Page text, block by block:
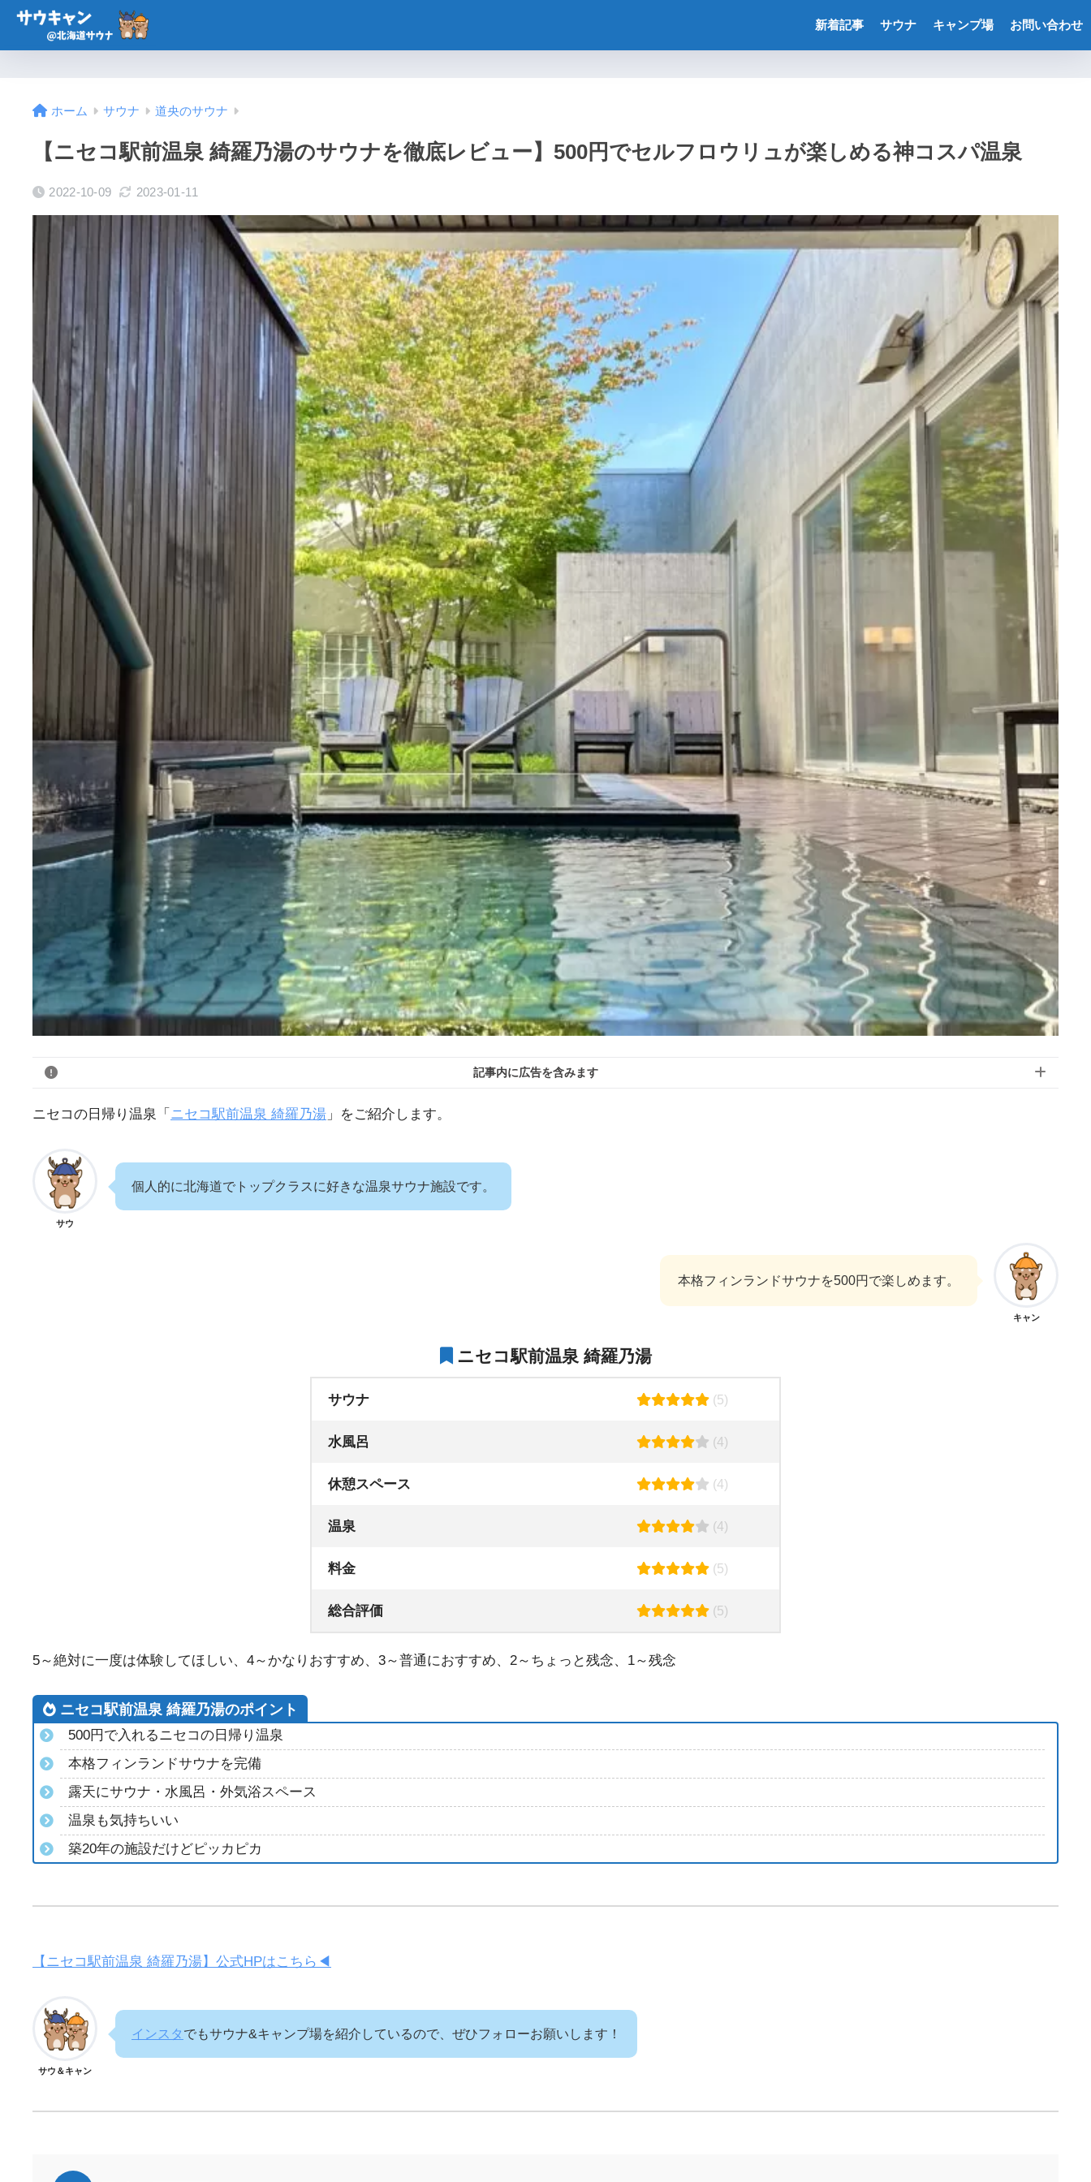
新着記事 サウナ キャンプ場 お問い合わせ
ホーム サウナ 道央のサウナ
【ニセコ駅前温泉 綺羅乃湯のサウナを徹底レビュー】500円でセルフロウリュが楽しめる神コスパ温泉
2022-10-09 2023-01-11
記事内に広告を含みます
ニセコの日帰り温泉「 ニセコ駅前温泉 綺羅乃湯 」をご紹介します。
サウ
個人的に北海道でトップクラスに好きな温泉サウナ施設です。
キャン
本格フィンランドサウナを500円で楽しめます。
ニセコ駅前温泉 綺羅乃湯
サウナ (5)
水風呂 (4)
休憩スペース (4)
温泉 (4)
料金 (5)
総合評価 (5)
5～絶対に一度は体験してほしい、4～かなりおすすめ、3～普通におすすめ、2～ちょっと残念、1～残念
ニセコ駅前温泉 綺羅乃湯のポイント
500円で入れるニセコの日帰り温泉
本格フィンランドサウナを完備
露天にサウナ・水風呂・外気浴スペース
温泉も気持ちいい
築20年の施設だけどピッカピカ
【ニセコ駅前温泉 綺羅乃湯】公式HPはこちら◀
サウ＆キャン
インスタ でもサウナ&キャンプ場を紹介しているので、ぜひフォローお願いします！